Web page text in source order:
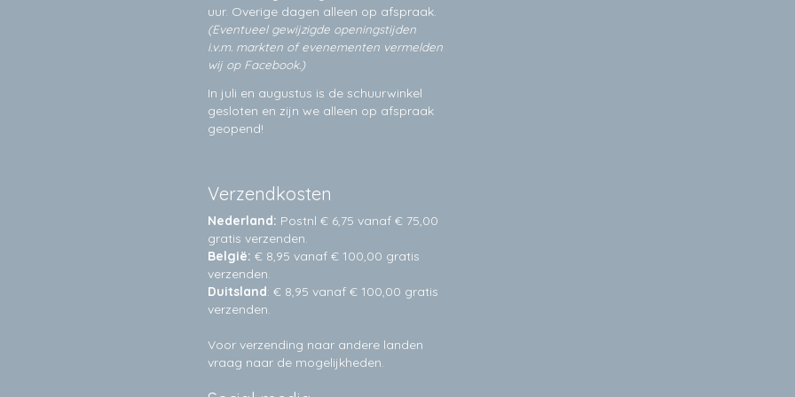
uur. Overige dagen alleen op afspraak.
(Eventueel gewijzigde openingstijden
i.v.m. markten of evenementen vermelden
wij op Facebook.)
In juli en augustus is de schuurwinkel
gesloten en zijn we alleen op afspraak
geopend!
Verzendkosten
Nederland: Postnl € 6,75 vanaf € 75,00
gratis verzenden.
België: € 8,95 vanaf € 100,00 gratis
verzenden.
Duitsland: € 8,95 vanaf € 100,00 gratis
verzenden.
Voor verzending naar andere landen
vraag naar de mogelijkheden.